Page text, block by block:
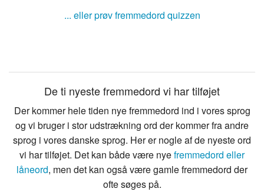
... eller prøv fremmedord quizzen
De ti nyeste fremmedord vi har tilføjet
Der kommer hele tiden nye fremmedord ind i vores sprog
og vi bruger i stor udstrækning ord der kommer fra andre
sprog i vores danske sprog. Her er nogle af de nyeste ord
vi har tilføjet. Det kan både være nyefremmedord eller
låneord, men det kan også være gamle fremmedord der
ofte søges på.